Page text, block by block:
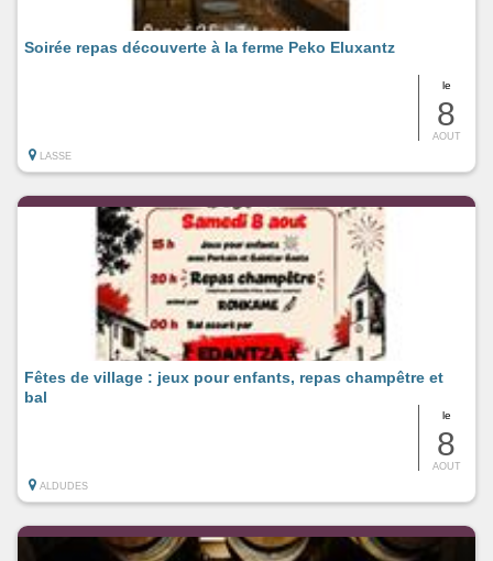
le
8
AOUT
Soirée repas découverte à la ferme Peko Eluxantz
LASSE
le
8
AOUT
Fêtes de village : jeux pour enfants, repas champêtre et
bal
ALDUDES